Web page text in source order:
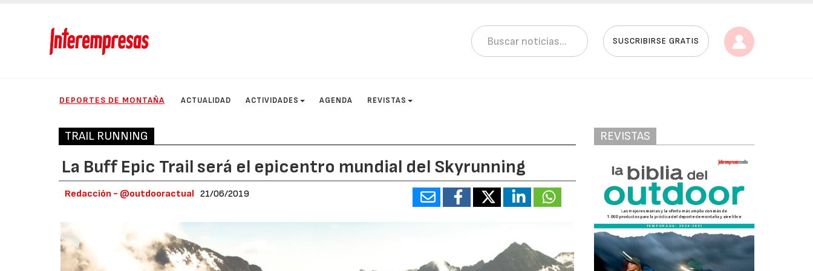
SUSCRIBIRSE GRATIS
DEPORTES DE MONTAÑA ACTUALIDAD ACTIVIDADES AGENDA REVISTAS
TRAIL RUNNING
La Buff Epic Trail será el epicentro mundial del Skyrunning
Redacción - @outdooractual 21/06/2019
REVISTAS